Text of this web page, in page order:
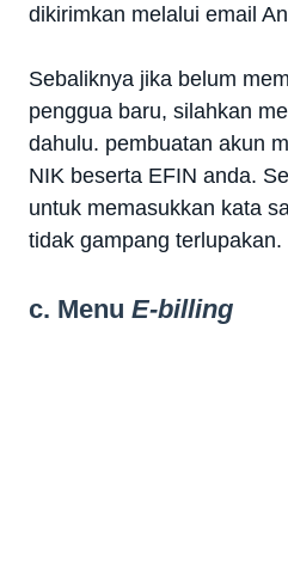
dikirimkan melalui email
Sebaliknya jika belum
penggua baru, silahkan
dahulu. pembuatan akun
NIK beserta EFIN anda.
untuk memasukkan kata
tidak gampang terlupakan.
c. Menu E-billing